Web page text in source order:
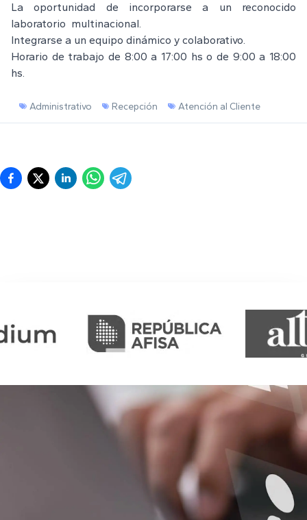
La oportunidad de incorporarse a un reconocido
laboratorio multinacional.
Integrarse a un equipo dinámico y colaborativo.
Horario de trabajo de 8:00 a 17:00 hs o de 9:00 a 18:00
hs.
Administrativo Recepción Atención al Cliente